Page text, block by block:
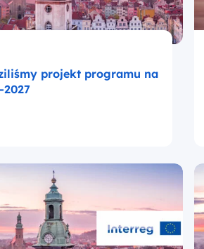
projekt programu na
2027